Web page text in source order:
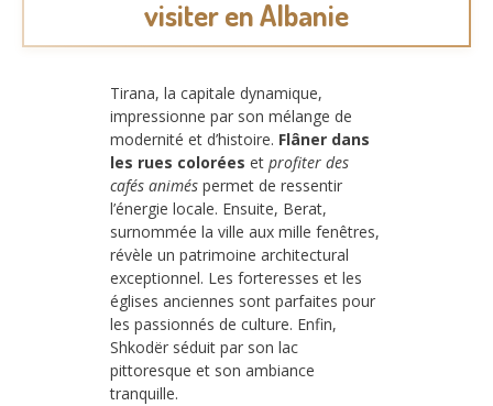
visiter en Albanie
Tirana, la capitale dynamique,
impressionne par son mélange de
modernité et d’histoire. Flâner dans
les rues colorées et profiter des
cafés animés permet de ressentir
l’énergie locale. Ensuite, Berat,
surnommée la ville aux mille fenêtres,
révèle un patrimoine architectural
exceptionnel. Les forteresses et les
églises anciennes sont parfaites pour
les passionnés de culture. Enfin,
Shkodër séduit par son lac
pittoresque et son ambiance
tranquille.